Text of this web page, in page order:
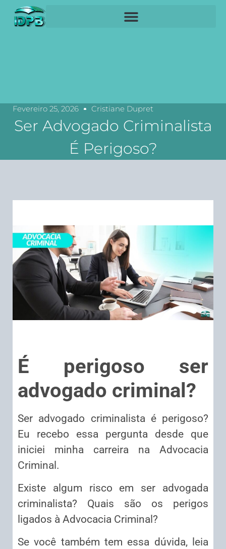
Fevereiro 25, 2026 Cristiane Dupret
Ser Advogado Criminalista
É Perigoso?
É perigoso ser
advogado criminal?
Ser advogado criminalista é perigoso?
Eu recebo essa pergunta desde que
iniciei minha carreira na Advocacia
Criminal.
Existe algum risco em ser advogada
criminalista? Quais são os perigos
ligados à Advocacia Criminal?
Se você também tem essa dúvida, leia